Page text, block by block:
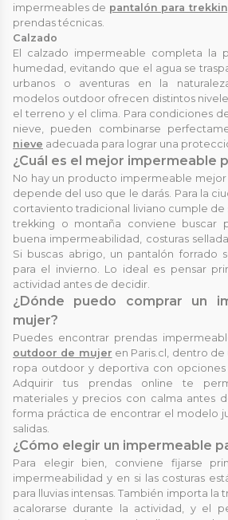
impermeables de pantalón para
prendas técnicas.
Calzado
El calzado impermeable completa la
humedad, evitando que el agua se
urbanos o aventuras en la
modelos outdoor ofrecen distintos
el terreno y el clima. Para condiciones
nieve, pueden combinarse
nieve adecuada para lograr una
¿Cuál es el mejor impermeable
No hay un producto impermeable
depende del uso que le darás. Para la
cortaviento tradicional liviano cumple de
trekking o montaña conviene buscar
buena impermeabilidad, costuras
Si buscas abrigo, un pantalón forrado
para el invierno. Lo ideal es pensar
actividad antes de decidir.
¿Dónde puedo comprar un
mujer?
Puedes encontrar prendas
outdoor de mujer en Paris.cl, dentro
ropa outdoor y deportiva con opciones
Adquirir tus prendas online te
materiales y precios con calma antes
forma práctica de encontrar el modelo
salidas.
¿Cómo elegir un impermeable
Para elegir bien, conviene fijarse
impermeabilidad y en si las costuras
para lluvias intensas. También importa la
acalorarse durante la actividad, y el